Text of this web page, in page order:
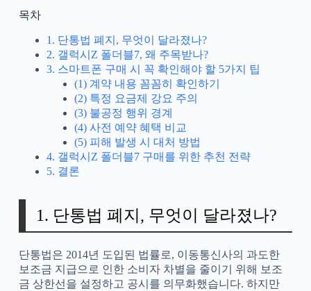
목차
1. 단통법 폐지, 무엇이 달라졌나?
2. 갤럭시Z 폴더블7, 왜 주목받나?
3. 스마트폰 구매 시 꼭 확인해야 할 5가지 팁
(1) 계약 내용 꼼꼼히 확인하기
(2) 특정 요금제 강요 주의
(3) 불공정 행위 경계
(4) 사전 예약 혜택 비교
(5) 피해 발생 시 대처 방법
4. 갤럭시Z 폴더블7 구매를 위한 추천 전략
5. 결론
1. 단통법 폐지, 무엇이 달라졌나?
단통법은 2014년 도입된 법률로, 이동통신사의 과도한
보조금 지급으로 인한 소비자 차별을 줄이기 위해 보조
금 상한선을 설정하고 공시를 의무화했습니다. 하지만